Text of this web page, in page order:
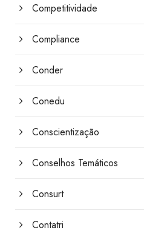
Competitividade
Compliance
Conder
Conedu
Conscientização
Conselhos Temáticos
Consurt
Contatri